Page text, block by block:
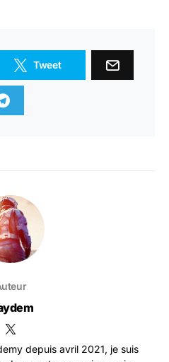
Tweet
depuis avril 2021, je suis